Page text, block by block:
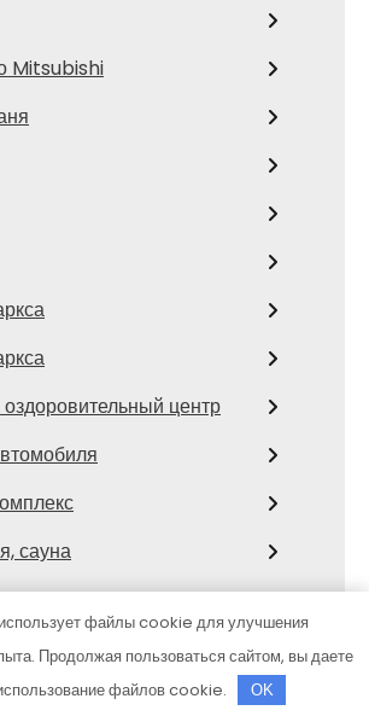
Mitsubishi
центр
сауна
комплекс
файлы cookie для улучшения
Продолжая пользоваться сайтом, вы даете
файлов cookie.
OK